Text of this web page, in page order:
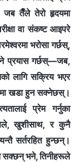
जब तैँले तेरो हृदयमा
वा संकष्ट आइपरे
भरोसा गर्छस्,
प्रयास गर्छस्—जब,
लागि सक्रिय भएर
खडा हुन सक्‍नेछस्।
प्रेम गर्नुका
खुशीसाथ, र कुनै
सर्तरहित हुन्छन्।
सक्छन् भने, तिनीहरूले